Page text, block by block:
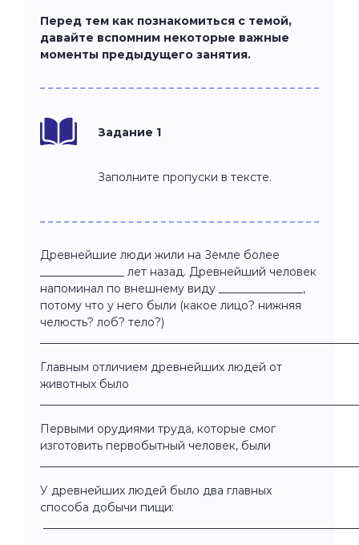
Перед тем как познакомиться с темой,
давайте вспомним некоторые важные
моменты предыдущего занятия.
Задание 1
Заполните пропуски в тексте.
Древнейшие люди жили на Земле более
_______________ лет назад. Древнейший человек
напоминал по внешнему виду _______________,
потому что у него были (какое лицо? нижняя
челюсть? лоб? тело?)
Главным отличием древнейших людей от
животных было
Первыми орудиями труда, которые смог
изготовить первобытный человек, были
У древнейших людей было два главных
способа добычи пищи: